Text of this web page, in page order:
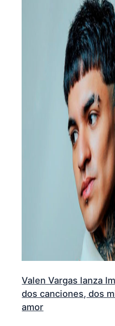
Valen Vargas lanza
dos canciones, dos
amor